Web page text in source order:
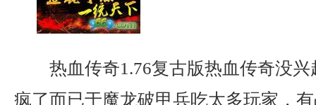
热血传奇1.76复古版热血传奇没
疯了而已于魔龙破甲兵吃太多玩家，